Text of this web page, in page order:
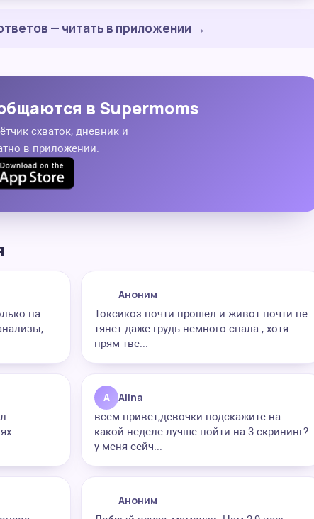
— читать в приложении →
в Supermoms
схваток, дневник и
в приложении.
на
Аноним
Токсикоз почти прошел и живот почти не
тянет даже грудь немного спала , хотя
прям тве...
A Alina
всем привет,девочки подскажите на
какой неделе лучше пойти на 3 скрининг?
у меня сейч...
Аноним